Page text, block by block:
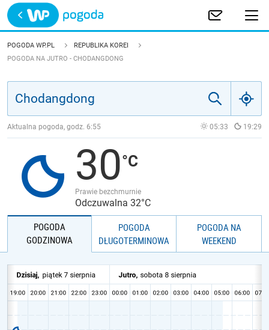
Trwa ładowanie
POLSKA
JAKOŚĆ POWIETRZA
POGODA WP.PL
REPUBLIKA KOREI
POGODA NA JUTRO - CHODANGDONG
Aktualna pogoda, godz. 6:55 05:33 19:29
30
Prawie bezchmurnie
Odczuwalna 32°C
POGODA
GODZINOWA
POGODA
DŁUGOTERMINOWA
POGODA NA
WEEKEND